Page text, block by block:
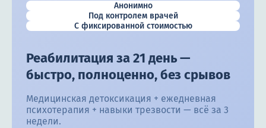
Анонимно
Под контролем врачей
С фиксированной стоимостью
Реабилитация за 21 день —
быстро, полноценно, без срывов
Медицинская детоксикация + ежедневная
психотерапия + навыки трезвости — всё за 3
недели.